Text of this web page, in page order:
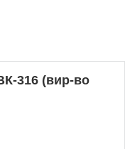
316 (вир-во